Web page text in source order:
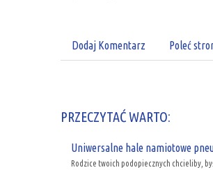
Dodaj Komentarz Poleć
PRZECZYTAĆ WARTO:
Uniwersalne hale namiotowe
Rodzice twoich podopiecznych chcieliby,